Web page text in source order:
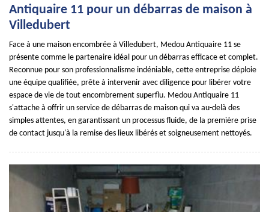
Antiquaire 11 pour un débarras de maison à
Villedubert
Face à une maison encombrée à Villedubert, Medou Antiquaire 11 se
présente comme le partenaire idéal pour un débarras efficace et complet.
Reconnue pour son professionnalisme indéniable, cette entreprise déploie
une équipe qualifiée, prête à intervenir avec diligence pour libérer votre
espace de vie de tout encombrement superflu. Medou Antiquaire 11
s'attache à offrir un service de débarras de maison qui va au-delà des
simples attentes, en garantissant un processus fluide, de la première prise
de contact jusqu'à la remise des lieux libérés et soigneusement nettoyés.